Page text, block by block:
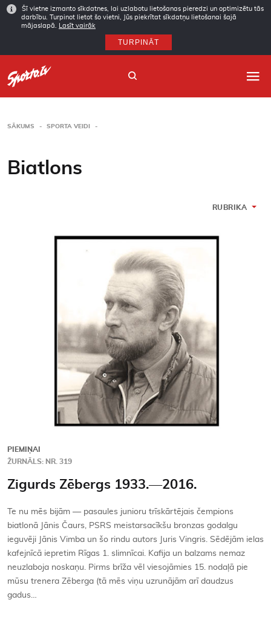
Šī vietne izmanto sīkdatnes, lai uzlabotu lietošanas pieredzi un optimizētu tās
darbību. Turpinot lietot šo vietni, Jūs piekrītat sīkdatņu lietošanai šajā
mājaslapā.
Lasīt vairāk
TURPINĀT
Abonēšana
Kontakti
SĀKUMS SPORTA VEIDI
Biatlons
RUBRIKA
PIEMIŅAI
ŽURNĀLS: NR. 319
Zigurds Zēbergs 1933.—2016.
Te nu mēs bijām — pasaules junioru trīskārtējais čempions
biatlonā Jānis Čaurs, PSRS meistarsacīkšu bronzas godalgu
ieguvēji Jānis Vimba un šo rindu autors Juris Vingris. Sēdējām ielas
kafejnīcā iepretim Rīgas 1. slimnīcai. Kafija un balzams nemaz
neuzlaboja noskaņu. Pirms brīža vēl viesojāmies 15. nodaļā pie
mūsu trenera Zēberga (tā mēs viņu uzrunājām arī daudzus
gadus…